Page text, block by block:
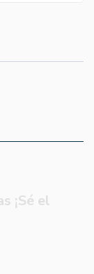
¡Sé el